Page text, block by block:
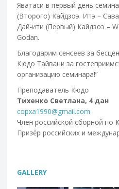
Яватаси в первый день
(Второго) Кайдзоэ. Итэ –
Дай-ити (Первый) Кайдзоэ –
Godan.
Благодарим сенсеев за
Кюдо Тайвани за
организацию семинара!”
Преподаватель Кюдо
Тихенко Светлана, 4 дан
copxa1990@gmail.com
Член российской сборной по
Призёр российских и
GALLERY